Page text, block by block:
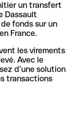
un transfert
Dassault
fonds sur un
France.
les virements
Avec le
d’une solution
transactions